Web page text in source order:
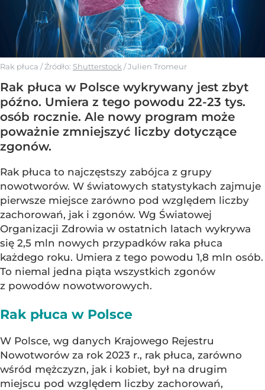
Rak płuca / Źródło: Shutterstock /Julien Tromeur
Rak płuca w Polsce wykrywany jest zbyt
późno. Umiera z tego powodu 22-23 tys.
osób rocznie. Ale nowy program może
poważnie zmniejszyć liczby dotyczące
zgonów.
Rak płuca to najczęstszy zabójca z grupy
nowotworów. W światowych statystykach zajmuje
pierwsze miejsce zarówno pod względem liczby
zachorowań, jak i zgonów. Wg Światowej
Organizacji Zdrowia w ostatnich latach wykrywa
się 2,5 mln nowych przypadków raka płuca
każdego roku. Umiera z tego powodu 1,8 mln osób.
To niemal jedna piąta wszystkich zgonów
z powodów nowotworowych.
Rak płuca w Polsce
W Polsce, wg danych Krajowego Rejestru
Nowotworów za rok 2023 r., rak płuca, zarówno
wśród mężczyzn, jak i kobiet, był na drugim
miejscu pod względem liczby zachorowań,